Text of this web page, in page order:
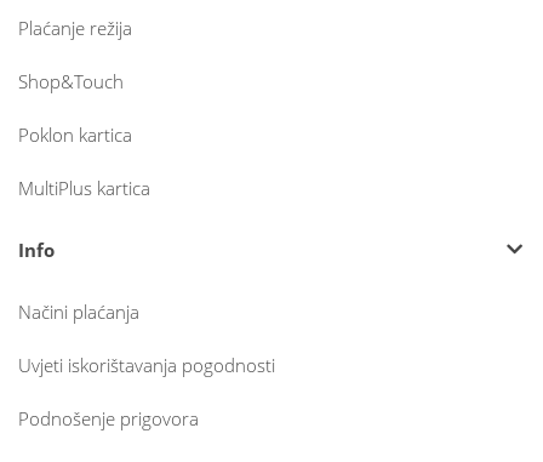
Plaćanje režija
Shop&Touch
Poklon kartica
MultiPlus kartica
Info
Načini plaćanja
Uvjeti iskorištavanja pogodnosti
Podnošenje prigovora